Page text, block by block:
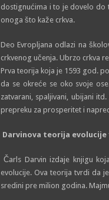
dostignućima i to je dovelo do
onoga što kaže crkva.
Deo Evropljana odlazi na
crkvenog učenja. Ubrzo crkva
Prva teorija koja je 1593 god.
da se okreće se oko svoje
zatvarani, spaljivani, ubijani
prepreku za prosperitet i
Darvinova teorija evolucije
Čarls Darvin izdaje knjigu
evolucije. Ova teorija tvrdi da
sredini pre milion godina.